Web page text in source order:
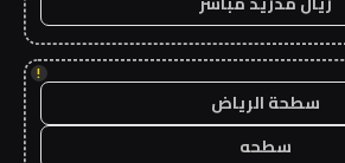
!
سطحة الرياض
سطحه